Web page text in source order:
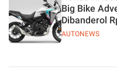
AUTONEWS
Big Bike
Dibanderol